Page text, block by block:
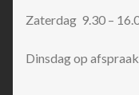
Zaterdag 9.30 –
Dinsdag op afspraak.